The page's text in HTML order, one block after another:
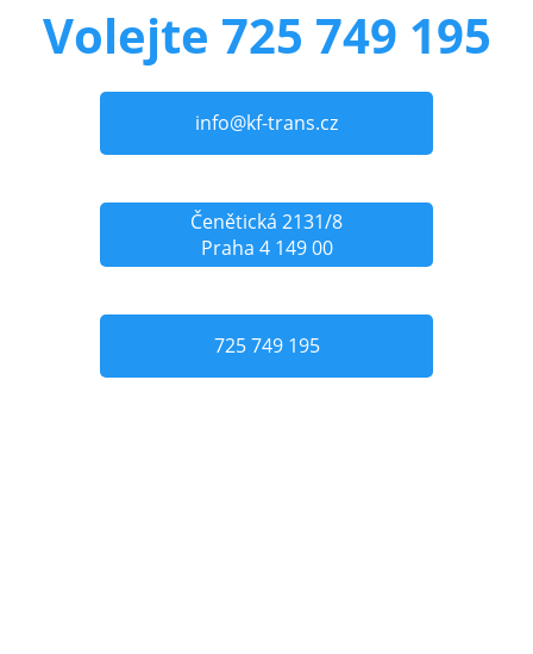
Volejte 725 749 195
info@kf-trans.cz
Čenětická 2131/8
Praha 4 149 00
725 749 195